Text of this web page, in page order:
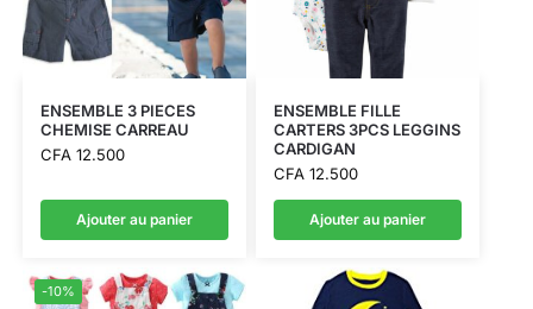
ENSEMBLE 3 PIECES
CHEMISE CARREAU
CFA12.500
Ajouter au panier
ENSEMBLE FILLE
CARTERS 3PCS LEGGINS
CARDIGAN
CFA12.500
Ajouter au panier
-10%